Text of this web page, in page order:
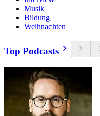
Musik
Bildung
Weihnachten
Top Podcasts